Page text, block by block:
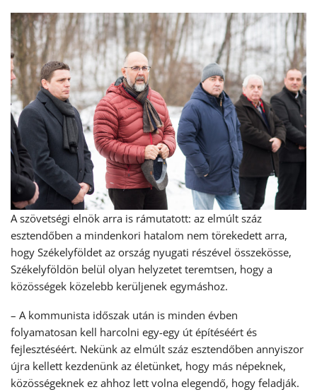
A szövetségi elnök arra is rámutatott: az elmúlt száz
esztendőben a mindenkori hatalom nem törekedett arra,
hogy Székelyföldet az ország nyugati részével összekösse,
Székelyföldön belül olyan helyzetet teremtsen, hogy a
közösségek közelebb kerüljenek egymáshoz.
– A kommunista időszak után is minden évben
folyamatosan kell harcolni egy-egy út építéséért és
fejlesztéséért. Nekünk az elmúlt száz esztendőben annyiszor
újra kellett kezdenünk az életünket, hogy más népeknek,
közösségeknek ez ahhoz lett volna elegendő, hogy feladják.